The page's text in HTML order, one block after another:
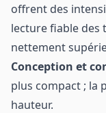
offrent des
lecture fiable des
nettement
Conception et
plus compact ; la
hauteur.